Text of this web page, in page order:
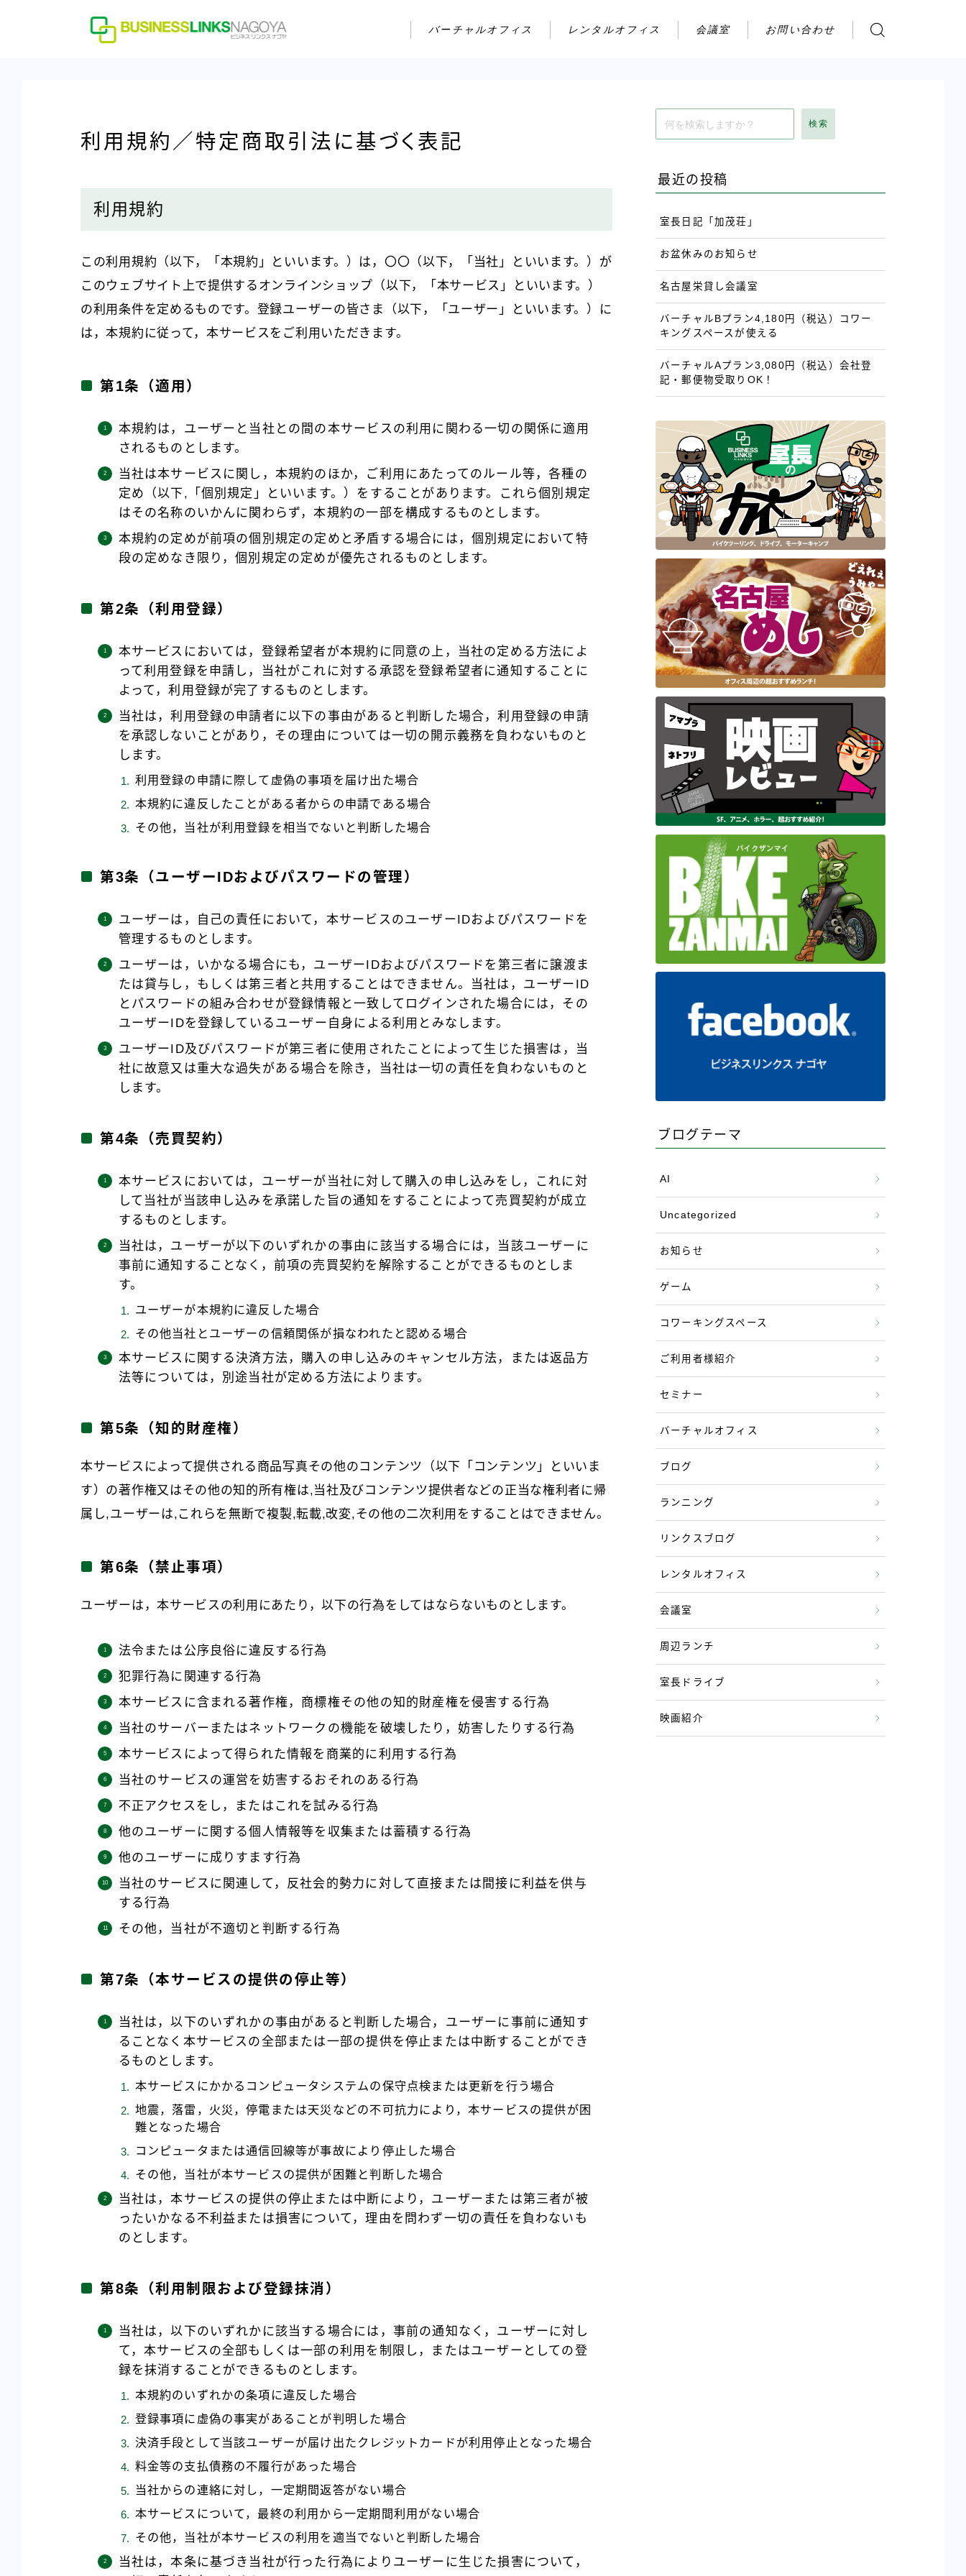
バーチャルオフィス レンタルオフィス 会議室 お問い合わせ
アクセス
利用規約／特定商取引法に基づく表記
利用規約
この利用規約（以下，「本規約」といいます。）は，〇〇（以下，「当社」といいます。）が
このウェブサイト上で提供するオンラインショップ（以下，「本サービス」といいます。）
の利用条件を定めるものです。登録ユーザーの皆さま（以下，「ユーザー」といいます。）に
は，本規約に従って，本サービスをご利用いただきます。
第1条（適用）
本規約は，ユーザーと当社との間の本サービスの利用に関わる一切の関係に適用
されるものとします。
当社は本サービスに関し，本規約のほか，ご利用にあたってのルール等，各種の
定め（以下,「個別規定」といいます。）をすることがあります。これら個別規定
はその名称のいかんに関わらず，本規約の一部を構成するものとします。
本規約の定めが前項の個別規定の定めと矛盾する場合には，個別規定において特
段の定めなき限り，個別規定の定めが優先されるものとします。
第2条（利用登録）
本サービスにおいては，登録希望者が本規約に同意の上，当社の定める方法によ
って利用登録を申請し，当社がこれに対する承認を登録希望者に通知することに
よって，利用登録が完了するものとします。
当社は，利用登録の申請者に以下の事由があると判断した場合，利用登録の申請
を承認しないことがあり，その理由については一切の開示義務を負わないものと
します。
利用登録の申請に際して虚偽の事項を届け出た場合
本規約に違反したことがある者からの申請である場合
その他，当社が利用登録を相当でないと判断した場合
第3条（ユーザーIDおよびパスワードの管理）
ユーザーは，自己の責任において，本サービスのユーザーIDおよびパスワードを
管理するものとします。
ユーザーは，いかなる場合にも，ユーザーIDおよびパスワードを第三者に譲渡ま
たは貸与し，もしくは第三者と共用することはできません。当社は，ユーザーID
とパスワードの組み合わせが登録情報と一致してログインされた場合には，その
ユーザーIDを登録しているユーザー自身による利用とみなします。
ユーザーID及びパスワードが第三者に使用されたことによって生じた損害は，当
社に故意又は重大な過失がある場合を除き，当社は一切の責任を負わないものと
します。
第4条（売買契約）
本サービスにおいては，ユーザーが当社に対して購入の申し込みをし，これに対
して当社が当該申し込みを承諾した旨の通知をすることによって売買契約が成立
するものとします。
当社は，ユーザーが以下のいずれかの事由に該当する場合には，当該ユーザーに
事前に通知することなく，前項の売買契約を解除することができるものとしま
す。
ユーザーが本規約に違反した場合
その他当社とユーザーの信頼関係が損なわれたと認める場合
本サービスに関する決済方法，購入の申し込みのキャンセル方法，または返品方
法等については，別途当社が定める方法によります。
第5条（知的財産権）
本サービスによって提供される商品写真その他のコンテンツ（以下「コンテンツ」といいま
す）の著作権又はその他の知的所有権は,当社及びコンテンツ提供者などの正当な権利者に帰
属し,ユーザーは,これらを無断で複製,転載,改変,その他の二次利用をすることはできません。
第6条（禁止事項）
ユーザーは，本サービスの利用にあたり，以下の行為をしてはならないものとします。
法令または公序良俗に違反する行為
犯罪行為に関連する行為
本サービスに含まれる著作権，商標権その他の知的財産権を侵害する行為
当社のサーバーまたはネットワークの機能を破壊したり，妨害したりする行為
本サービスによって得られた情報を商業的に利用する行為
当社のサービスの運営を妨害するおそれのある行為
不正アクセスをし，またはこれを試みる行為
他のユーザーに関する個人情報等を収集または蓄積する行為
他のユーザーに成りすます行為
当社のサービスに関連して，反社会的勢力に対して直接または間接に利益を供与
する行為
その他，当社が不適切と判断する行為
第7条（本サービスの提供の停止等）
当社は，以下のいずれかの事由があると判断した場合，ユーザーに事前に通知す
ることなく本サービスの全部または一部の提供を停止または中断することができ
るものとします。
本サービスにかかるコンピュータシステムの保守点検または更新を行う場合
地震，落雷，火災，停電または天災などの不可抗力により，本サービスの提供が困
難となった場合
コンピュータまたは通信回線等が事故により停止した場合
その他，当社が本サービスの提供が困難と判断した場合
当社は，本サービスの提供の停止または中断により，ユーザーまたは第三者が被
ったいかなる不利益または損害について，理由を問わず一切の責任を負わないも
のとします。
第8条（利用制限および登録抹消）
当社は，以下のいずれかに該当する場合には，事前の通知なく，ユーザーに対し
て，本サービスの全部もしくは一部の利用を制限し，またはユーザーとしての登
録を抹消することができるものとします。
本規約のいずれかの条項に違反した場合
登録事項に虚偽の事実があることが判明した場合
決済手段として当該ユーザーが届け出たクレジットカードが利用停止となった場合
料金等の支払債務の不履行があった場合
当社からの連絡に対し，一定期間返答がない場合
本サービスについて，最終の利用から一定期間利用がない場合
その他，当社が本サービスの利用を適当でないと判断した場合
当社は，本条に基づき当社が行った行為によりユーザーに生じた損害について，
検索
最近の投稿
室長日記「加茂荘」
お盆休みのお知らせ
名古屋栄貸し会議室
バーチャルBプラン4,180円（税込）コワー
キングスペースが使える
バーチャルAプラン3,080円（税込）会社登
記・郵便物受取りOK！
ブログテーマ
AI
Uncategorized
お知らせ
ゲーム
コワーキングスペース
ご利用者様紹介
セミナー
バーチャルオフィス
ブログ
ランニング
リンクスブログ
レンタルオフィス
会議室
周辺ランチ
室長ドライブ
映画紹介